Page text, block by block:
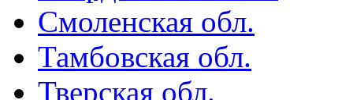
Смоленская обл.
Тамбовская обл.
Тверская обл.